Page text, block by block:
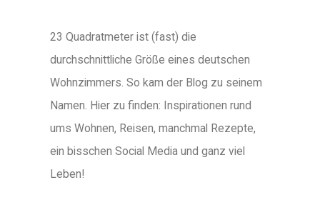
23 Quadratmeter ist (fast) die
durchschnittliche Größe eines deutschen
Wohnzimmers. So kam der Blog zu seinem
Namen. Hier zu finden: Inspirationen rund
ums Wohnen, Reisen, manchmal Rezepte,
ein bisschen Social Media und ganz viel
Leben!